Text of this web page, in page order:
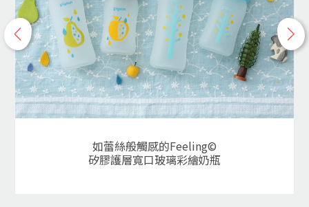
如蕾絲般觸感的Feeling©
矽膠護層寬口玻璃彩繪奶瓶
p
r
e
v
n
e
x
t